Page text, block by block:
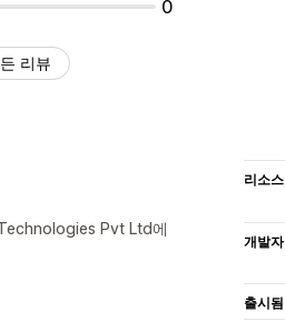
0
리뷰
Pvt Ltd에
리소스
개발자
출시됨